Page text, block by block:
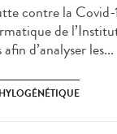
contre la Covid-
de
d’analyser les...